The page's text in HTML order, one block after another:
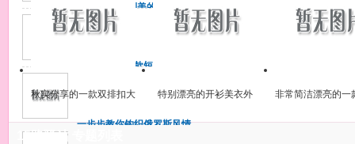
彼岸繁花·特别美的钩针连衣
裙花样和钩法步骤图
彼岸繁花·特别美的钩针连衣
非常清爽的一款短袖钩衣花
给出！
非常清爽的一款短袖钩衣花
给出！
一步步教你钩织俄罗斯风情
秋实分享的一款双排扣大
特别漂亮的开衫美衣外
非常简洁漂亮的一
15路驿站 专题列表